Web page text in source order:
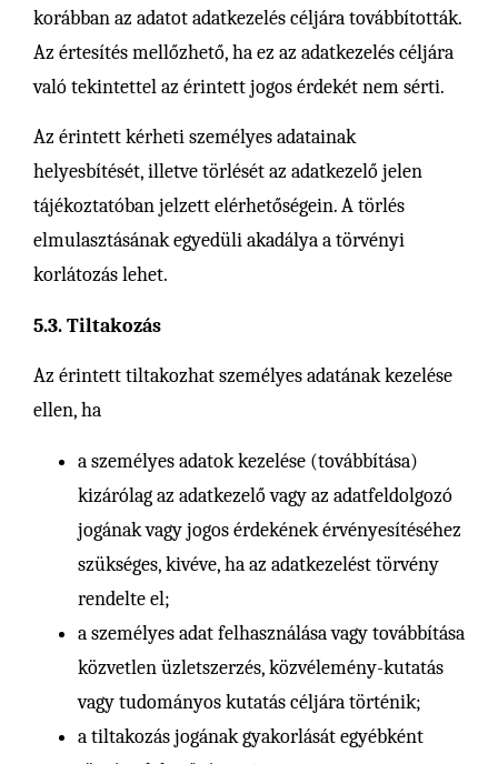
korábban az adatot adatkezelés céljára továbbították.
Az értesítés mellőzhető, ha ez az adatkezelés céljára
való tekintettel az érintett jogos érdekét nem sérti.
Az érintett kérheti személyes adatainak
helyesbítését, illetve törlését az adatkezelő jelen
tájékoztatóban jelzett elérhetőségein. A törlés
elmulasztásának egyedüli akadálya a törvényi
korlátozás lehet.
5.3. Tiltakozás
Az érintett tiltakozhat személyes adatának kezelése
ellen, ha
a személyes adatok kezelése (továbbítása)
kizárólag az adatkezelő vagy az adatfeldolgozó
jogának vagy jogos érdekének érvényesítéséhez
szükséges, kivéve, ha az adatkezelést törvény
rendelte el;
a személyes adat felhasználása vagy továbbítása
közvetlen üzletszerzés, közvélemény-kutatás
vagy tudományos kutatás céljára történik;
a tiltakozás jogának gyakorlását egyébként